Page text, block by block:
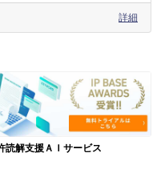
詳細
読解支援ＡＩサービス